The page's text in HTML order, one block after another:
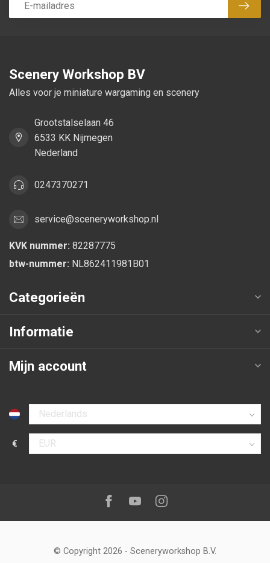
Scenery Workshop BV
Alles voor je miniature wargaming en scenery
Grootstalselaan 46
6533 KK Nijmegen
Nederland
0247370271
service@sceneryworkshop.nl
KVK nummer: 82287775
btw-nummer: NL862411981B01
Categorieën
Informatie
Mijn account
Selecteer taal
€
Selecteer valuta
Volg ons op:Facebook
YoutubeInstagram
© Copyright 2026 - Sceneryworkshop B.V.